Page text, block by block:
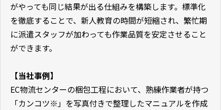
がやっても同じ結果が出る仕組みを構築します。標準化
を徹底することで、新人教育の時間が短縮され、繁忙期
に派遣スタッフが加わっても作業品質を安定させること
ができます。
【当社事例】
EC物流センターの梱包工程において、熟練作業者が持つ
「カンコツ※」を写真付きで整理したマニュアルを作成